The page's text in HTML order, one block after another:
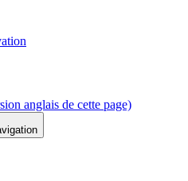
anglais de cette page)